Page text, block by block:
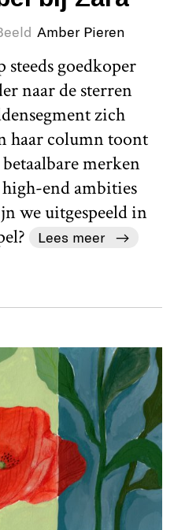
Amber Pieren
goedkoper
naar de sterren
zich
haar column toont
merken
end ambities
we uitgespeeld in
Lees meer